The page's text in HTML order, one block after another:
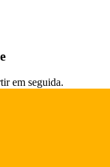
em seguida.